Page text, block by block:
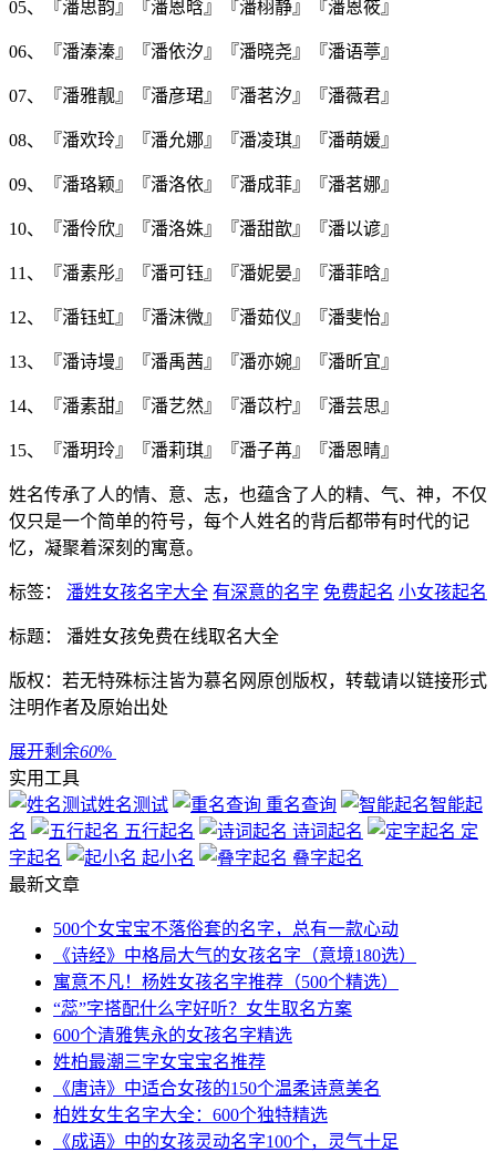
05、『潘思韵 』『潘恩晗』『潘栩静』『潘恩筱』
06、『潘溱溱』『潘依汐 』『潘晓尧 』『潘语葶 』
07、『潘雅靓』『潘彦珺』『潘茗汐 』『潘薇君』
08、『潘欢玲』『潘允娜 』『潘凌琪』『潘萌媛』
09、『潘珞颖 』『潘洛依』『潘成菲』『潘茗娜 』
10、『潘伶欣』『潘洛姝』『潘甜歆』『潘以谚』
11、『潘素彤』『潘可钰』『潘妮晏』『潘菲晗』
12、『潘钰虹 』『潘沫微』『潘茹仪 』『潘斐怡』
13、『潘诗墁 』『潘禹茜 』『潘亦婉 』『潘昕宜 』
14、『潘素甜』『潘艺然』『潘苡柠』『潘芸思 』
15、『潘玥玲』『潘莉琪』『潘子苒』『潘恩晴』
姓名传承了人的情、意、志，也蕴含了人的精、气、神，不仅
仅只是一个简单的符号，每个人姓名的背后都带有时代的记
忆，凝聚着深刻的寓意。
标签： 潘姓女孩名字大全 有深意的名字 免费起名 小女孩起名
标题： 潘姓女孩免费在线取名大全
版权：若无特殊标注皆为慕名网原创版权，转载请以链接形式
注明作者及原始出处
展开剩余60%
实用工具
姓名测试
重名查询
智能起
名
五行起名 诗词起名
定
字起名
起小名
叠字起名
最新文章
500个女宝宝不落俗套的名字，总有一款心动
《诗经》中格局大气的女孩名字（意境180选）
寓意不凡！杨姓女孩名字推荐（500个精选）
“蕊”字搭配什么字好听？女生取名方案
600个清雅隽永的女孩名字精选
姓柏最潮三字女宝宝名推荐
《唐诗》中适合女孩的150个温柔诗意美名
柏姓女生名字大全：600个独特精选
《成语》中的女孩灵动名字100个，灵气十足